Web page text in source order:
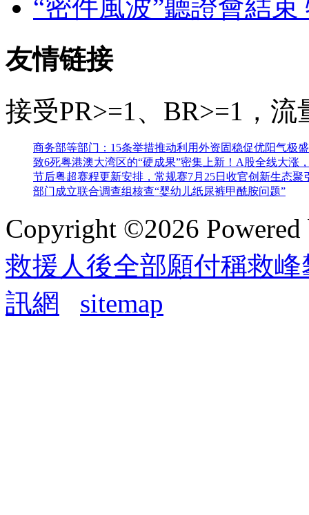
“密件風波”聽證會結
友情链接
接受PR>=1、BR>=1，
商务部等部门：15条举措推动利用外资固稳促优阳气极
致6死粤港澳大湾区的“硬成果”密集上新！ A股全线大涨
节后粤超赛程更新安排，常规赛7月25日收官创新生态聚
部门成立联合调查组核查“婴幼儿纸尿裤甲酰胺问题”
Copyright ©2026
救援人後全部願付稱救
訊網
sitemap